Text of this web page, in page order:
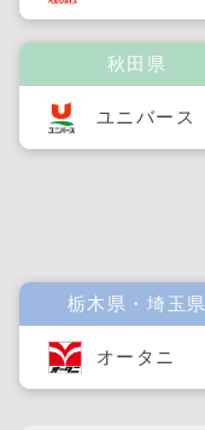
秋田県
ユニバース
栃木県・埼玉県
オータニ